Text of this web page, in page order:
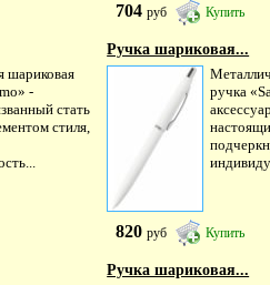
704руб Купить
шариковая
-
стать
стиля,
Ручка шариковая...
ручка
820руб Купить
Ручка шариковая...